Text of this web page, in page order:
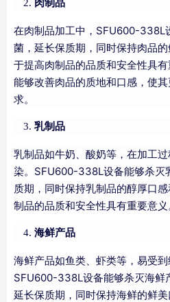
在肉制品加工中，SFU600-338L
菌，延长保质期，同时保持肉品
于提高肉制品的品质和安全性具
能够改善肉品的质地和口感，使
求。
乳制品
乳制品如牛奶、酸奶等，在加工
染。SFU600-338L设备能够杀灭
质期，同时保持乳制品的醇厚口
制品的品质和安全性具有重要意义
海鲜产品
海鲜产品如鱼类、虾类等，易受到
SFU600-338L设备能够杀灭海鲜
延长保质期，同时保持海鲜的鲜